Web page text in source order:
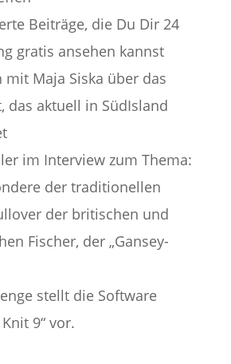
Beiträge, die Du Dir 24
gratis ansehen kannst
mit Maja Siska über das
das aktuell in SüdIsland
im Interview zum Thema:
der traditionellen
der britischen und
Fischer, der „Gansey-
stellt die Software
9“ vor.